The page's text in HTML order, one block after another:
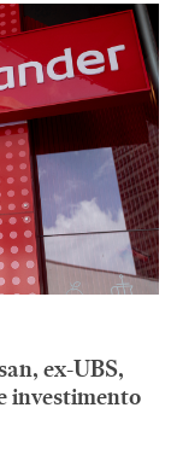
ex-UBS,
investimento